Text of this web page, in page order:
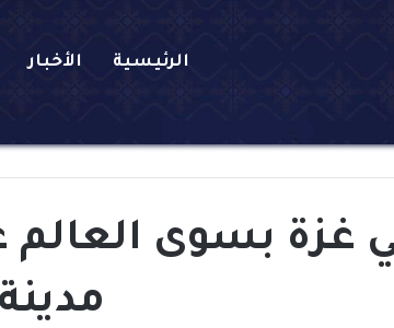
الرئيسية الأخبار
غزة بسوى العالم